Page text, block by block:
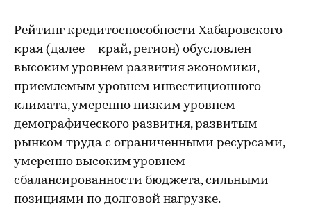
Рейтинг кредитоспособности Хабаровского
края (далее – край, регион) обусловлен
высоким уровнем развития экономики,
приемлемым уровнем инвестиционного
климата, умеренно низким уровнем
демографического развития, развитым
рынком труда с ограниченными ресурсами,
умеренно высоким уровнем
сбалансированности бюджета, сильными
позициями по долговой нагрузке.